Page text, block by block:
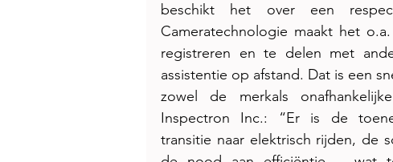
beschikt het over een
Cameratechnologie maakt het
registreren en te delen met
assistentie op afstand. Dat is een
zowel de merkals
Inspectron Inc.: “Er is de
transitie naar elektrisch rijden, de